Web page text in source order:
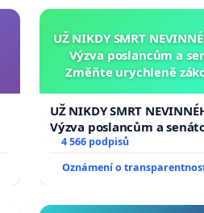
UŽ NIKDY SMRT
Výzva poslancům a
Změňte urychleně
opakovat!
UŽ NIKDY SMRT
Výzva poslancům a
Změňte urychleně zákon,
tragédie malé Viktorky
opakovat!
4 566 podpisů
Oznámení o